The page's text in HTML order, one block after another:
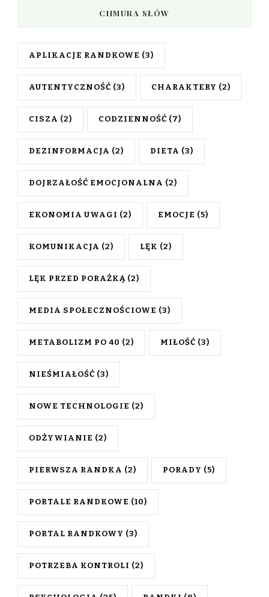
CHMURA SŁÓW
APLIKACJE RANDKOWE (3)
AUTENTYCZNOŚĆ (3) CHARAKTERY (2)
CISZA (2) CODZIENNOŚĆ (7)
DEZINFORMACJA (2) DIETA (3)
DOJRZAŁOŚĆ EMOCJONALNA (2)
EKONOMIA UWAGI (2) EMOCJE (5)
KOMUNIKACJA (2) LĘK (2)
LĘK PRZED PORAŻKĄ (2)
MEDIA SPOŁECZNOŚCIOWE (3)
METABOLIZM PO 40 (2) MIŁOŚĆ (3)
NIEŚMIAŁOŚĆ (3)
NOWE TECHNOLOGIE (2)
ODŻYWIANIE (2)
PIERWSZA RANDKA (2) PORADY (5)
PORTALE RANDKOWE (10)
PORTAL RANDKOWY (3)
POTRZEBA KONTROLI (2)